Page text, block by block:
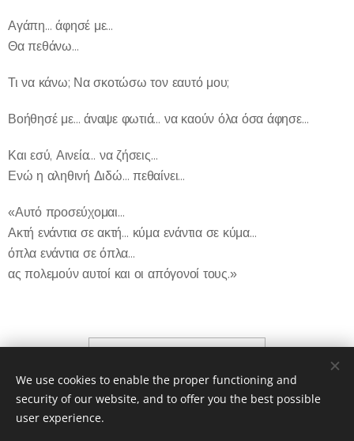
Αγάπη… άφησέ με…
Θα πεθάνω…
Τι να κάνω; Να σκοτώσω τον εαυτό μου;
Βοήθησέ με… άναψε φωτιά… να καούν όλα όσα άφησε…
Και εσύ, Αινεία… να ζήσεις…
Ενώ η αληθινή Διδώ… πεθαίνει…
«Αυτό προσεύχομαι…
Ακτή ενάντια σε ακτή… κύμα ενάντια σε κύμα…
όπλα ενάντια σε όπλα…
ας πολεμούν αυτοί και οι απόγονοί τους.»
We use cookies to enable the proper functioning and
security of our website, and to offer you the best possible
user experience.